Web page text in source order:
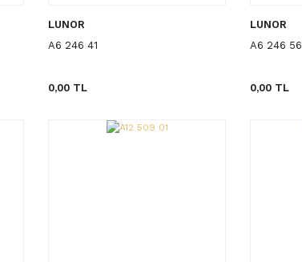
LUNOR
A6 246 41
0,00 TL
LUNOR
A6 246 56
0,00 TL